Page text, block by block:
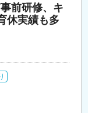
前研修、キ
休実績も多